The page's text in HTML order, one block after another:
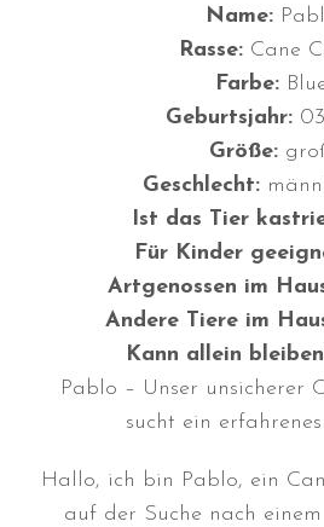
in
BIG 2
Name:
Rasse:Cane
Farbe:
Geburtsjahr:
Größe:
Geschlecht:
Ist das Tier
Für Kinder
Artgenossen im
Andere Tiere im
Kann allein
Pablo – Unser unsicherer
sucht ein
Hallo, ich bin Pablo, ein
auf der Suche nach